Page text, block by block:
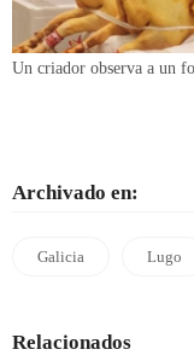
Un criador observa a un
Archivado en:
Galicia Lugo
Relacionados